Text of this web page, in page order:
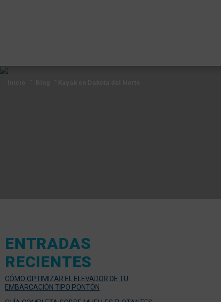
ENTRADAS
RECIENTES
CÓMO OPTIMIZAR EL ELEVADOR DE TU
EMBARCACIÓN TIPO PONTÓN